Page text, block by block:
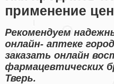
применение
Рекомендуем
онлайн- аптеке
заказать онлайн
фармацевтических
Тверь.